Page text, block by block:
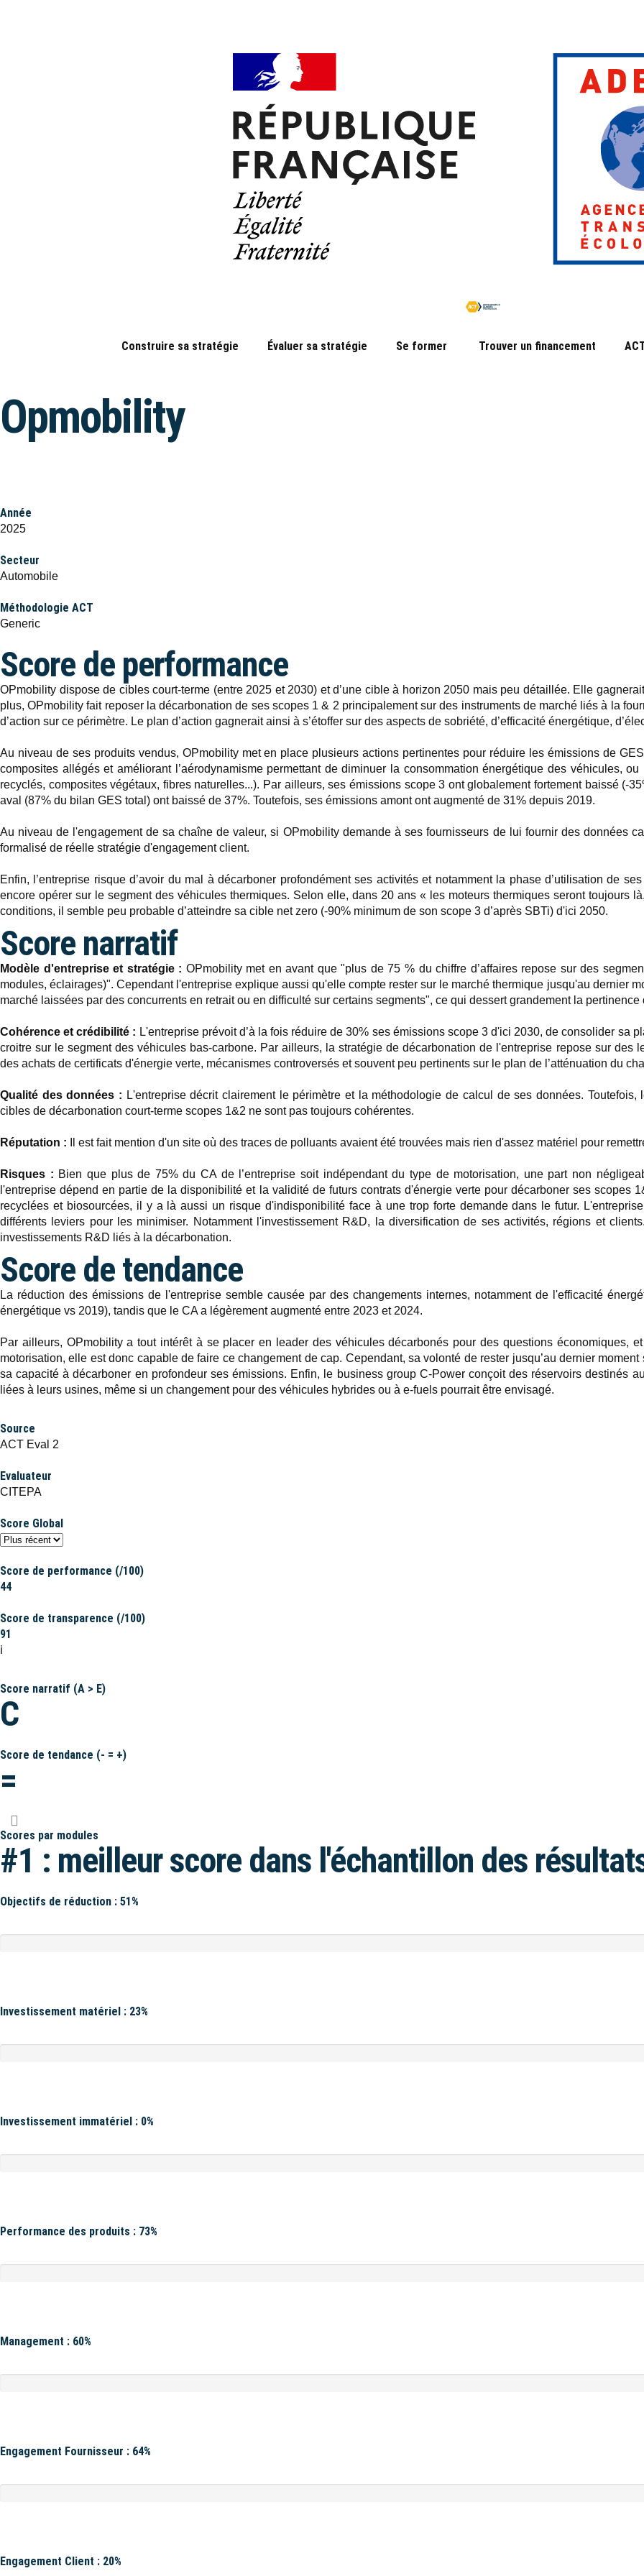
Construire sa stratégie Évaluer sa stratégie Se former Trouver un financement
Opmobility
Année
2025
Secteur
Automobile
Méthodologie ACT
Generic
Score de performance
OPmobility dispose de cibles court-terme (entre 2025 et 2030) et d’une cible à horizon 2050 mais peu détaillée. Elle
plus, OPmobility fait reposer la décarbonation de ses scopes 1 & 2 principalement sur des instruments de marché liés à la
d’action sur ce périmètre. Le plan d’action gagnerait ainsi à s’étoffer sur des aspects de sobriété, d’efficacité énergétique,
Au niveau de ses produits vendus, OPmobility met en place plusieurs actions pertinentes pour réduire les émissions de
composites allégés et améliorant l’aérodynamisme permettant de diminuer la consommation énergétique des véhicules,
recyclés, composites végétaux, fibres naturelles...). Par ailleurs, ses émissions scope 3 ont globalement fortement baissé (-
aval (87% du bilan GES total) ont baissé de 37%. Toutefois, ses émissions amont ont augmenté de 31% depuis 2019.
Au niveau de l'engagement de sa chaîne de valeur, si OPmobility demande à ses fournisseurs de lui fournir des données
formalisé de réelle stratégie d'engagement client.
Enfin, l’entreprise risque d’avoir du mal à décarboner profondément ses activités et notamment la phase d’utilisation de
encore opérer sur le segment des véhicules thermiques. Selon elle, dans 20 ans « les moteurs thermiques seront toujours
conditions, il semble peu probable d’atteindre sa cible net zero (-90% minimum de son scope 3 d’après SBTi) d'ici 2050.
Score narratif
Modèle d'entreprise et stratégie : OPmobility met en avant que "plus de 75 % du chiffre d’affaires repose sur des
modules, éclairages)". Cependant l'entreprise explique aussi qu'elle compte rester sur le marché thermique jusqu'au dernier
marché laissées par des concurrents en retrait ou en difficulté sur certains segments", ce qui dessert grandement la
Cohérence et crédibilité : L'entreprise prévoit d’à la fois réduire de 30% ses émissions scope 3 d'ici 2030, de consolider sa
croitre sur le segment des véhicules bas-carbone. Par ailleurs, la stratégie de décarbonation de l'entreprise repose sur des
des achats de certificats d'énergie verte, mécanismes controversés et souvent peu pertinents sur le plan de l’atténuation du
Qualité des données : L'entreprise décrit clairement le périmètre et la méthodologie de calcul de ses données.
cibles de décarbonation court-terme scopes 1&2 ne sont pas toujours cohérentes.
Réputation : Il est fait mention d'un site où des traces de polluants avaient été trouvées mais rien d'assez matériel pour
Risques : Bien que plus de 75% du CA de l’entreprise soit indépendant du type de motorisation, une part non
l'entreprise dépend en partie de la disponibilité et la validité de futurs contrats d'énergie verte pour décarboner ses scopes
recyclées et biosourcées, il y a là aussi un risque d'indisponibilité face à une trop forte demande dans le futur.
différents leviers pour les minimiser. Notamment l'investissement R&D, la diversification de ses activités, régions et
investissements R&D liés à la décarbonation.
Score de tendance
La réduction des émissions de l'entreprise semble causée par des changements internes, notamment de l'efficacité
énergétique vs 2019), tandis que le CA a légèrement augmenté entre 2023 et 2024.
Par ailleurs, OPmobility a tout intérêt à se placer en leader des véhicules décarbonés pour des questions économiques,
motorisation, elle est donc capable de faire ce changement de cap. Cependant, sa volonté de rester jusqu’au dernier
sa capacité à décarboner en profondeur ses émissions. Enfin, le business group C-Power conçoit des réservoirs destinés
liées à leurs usines, même si un changement pour des véhicules hybrides ou à e-fuels pourrait être envisagé.
Source
ACT Eval 2
Evaluateur
CITEPA
Score Global
Score de performance (/100)
44
Score de transparence (/100)
91
ℹ️
Score narratif (A > E)
C
Score de tendance (- = +)
=
Scores par modules
#1 : meilleur score dans l'échantillon des
Objectifs de réduction : 51%
Investissement matériel : 23%
Investissement immatériel : 0%
Performance des produits : 73%
Management : 60%
Engagement Fournisseur : 64%
Engagement Client : 20%